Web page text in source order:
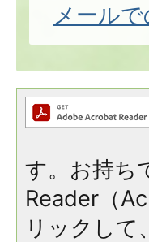
メール
す。お持ち
Reader（
リックし